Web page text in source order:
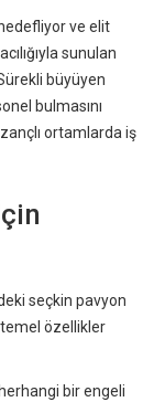
ve elit
sunulan
büyüyen
bulmasını
ortamlarda iş
seçkin pavyon
temel özellikler
bir engeli